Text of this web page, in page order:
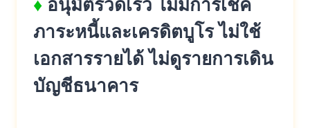
♦ อนุมัติรวดเร็ว ไม่มีการเช็ค
ภาระหนี้และเครดิตบูโร ไม่ใช้
เอกสารรายได้ ไม่ดูรายการเดิน
บัญชีธนาคาร